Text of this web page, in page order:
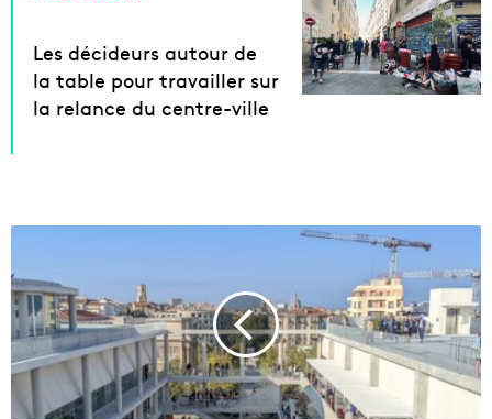
Les décideurs autour de
la table pour travailler sur
la relance du centre-ville
i
m
a
g
e
s